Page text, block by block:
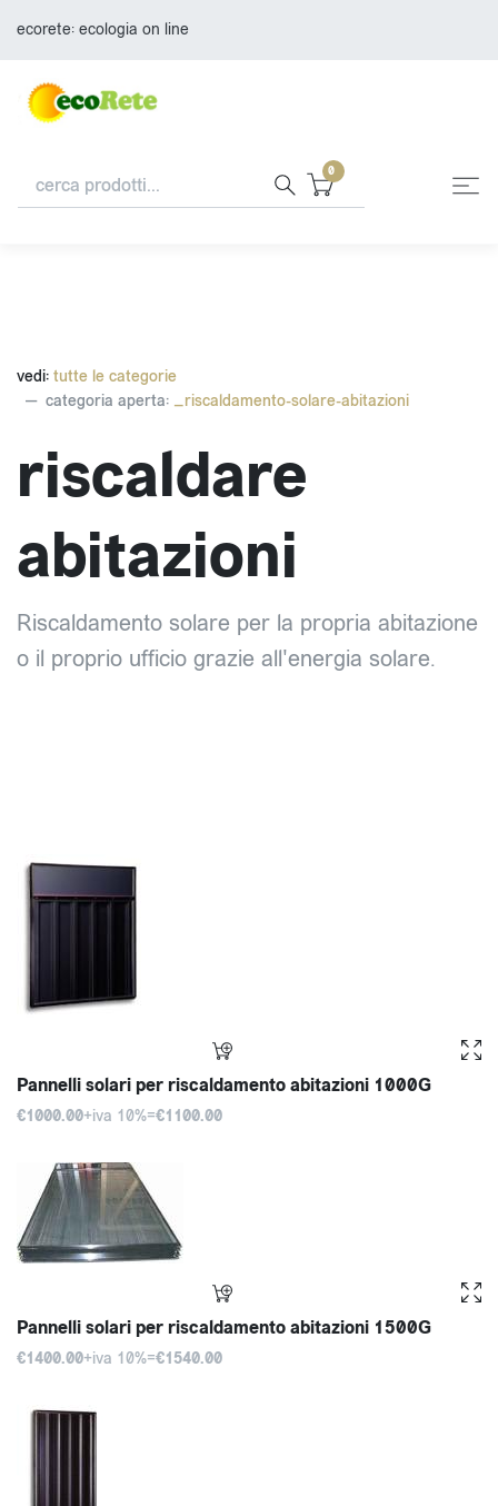
ecorete: ecologia on line
0
vedi: tutte le categorie
categoria aperta: _riscaldamento-solare-abitazioni
riscaldare
abitazioni
Riscaldamento solare per la propria abitazione
o il proprio ufficio grazie all'energia solare.
Pannelli solari per riscaldamento abitazioni 1000G
€1000.00+iva 10%=€1100.00
Pannelli solari per riscaldamento abitazioni 1500G
€1400.00+iva 10%=€1540.00